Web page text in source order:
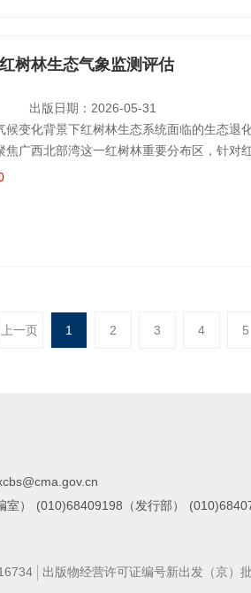
树林生态气象监测评估
出版日期：2026-05-31
候变化背景下红树林生态系统面临的生态退
焦广西北部湾这一红树林重要分布区，针对
需求，开展了红树林生态监测评估与气象影
上一页 1 2 3 4 5
） (010)68409198（发行部）
出版物经营许可证编号新出发（京）